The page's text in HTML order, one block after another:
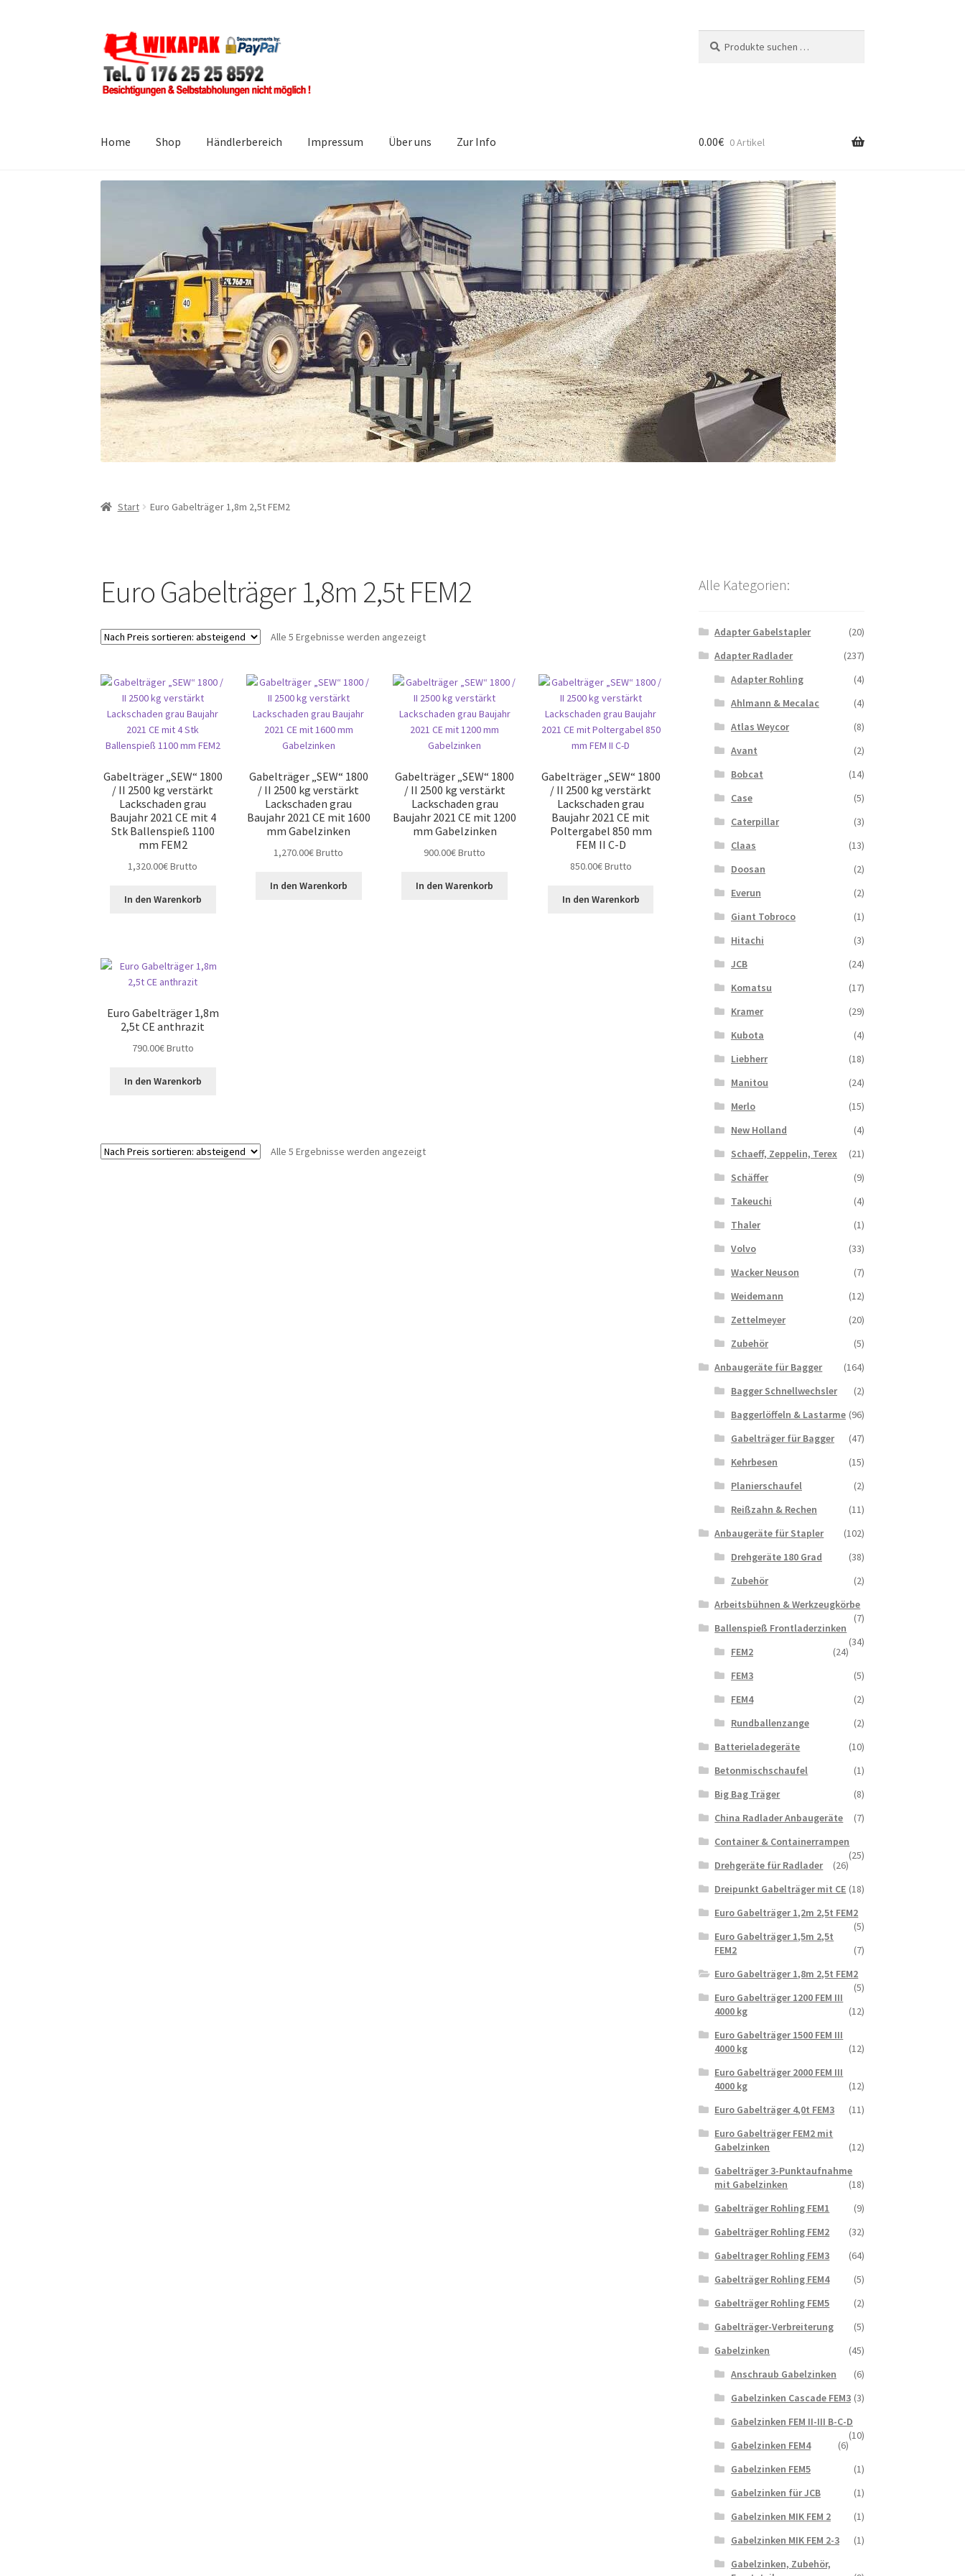
Zur
Navigation
springen
Zum
Inhalt
springen
nach:
Home Shop Händlerbereich Impressum Über uns Zur Info 0.00€ 0 Artikel
Start Euro Gabelträger 1,8m 2,5t FEM2
Euro Gabelträger 1,8m 2,5t FEM2
Alle 5 Ergebnisse werden angezeigtNach
absteigend
Gabelträger „SEW“ 1800
/ II 2500 kg verstärkt
Lackschaden grau
Baujahr 2021 CE mit 4
Stk Ballenspieß 1100
mm FEM2
1,320.00€Brutto
In den Warenkorb
Gabelträger „SEW“ 1800
/ II 2500 kg verstärkt
Lackschaden grau
Baujahr 2021 CE mit 1600
mm Gabelzinken
1,270.00€Brutto
In den Warenkorb
Gabelträger „SEW“ 1800
/ II 2500 kg verstärkt
Lackschaden grau
Baujahr 2021 CE mit 1200
mm Gabelzinken
900.00€Brutto
In den Warenkorb
Gabelträger „SEW“ 1800
/ II 2500 kg verstärkt
Lackschaden grau
Baujahr 2021 CE mit
Poltergabel 850 mm
FEM II C-D
850.00€Brutto
In den Warenkorb
Euro Gabelträger 1,8m
2,5t CE anthrazit
790.00€Brutto
In den Warenkorb
Alle 5 Ergebnisse werden angezeigtNach
Alle Kategorien:
Adapter Gabelstapler
(20)
Adapter Radlader
(237)
Adapter Rohling
(4)
Ahlmann & Mecalac
(4)
Atlas Weycor
(8)
Avant
(2)
Bobcat
(14)
Case
(5)
Caterpillar
(3)
Claas
(13)
Doosan
(2)
Everun
(2)
Giant Tobroco
(1)
Hitachi
(3)
JCB
(24)
Komatsu
(17)
Kramer
(29)
Kubota
(4)
Liebherr
(18)
Manitou
(24)
Merlo
(15)
New Holland
(4)
Schaeff, Zeppelin, Terex
(21)
Schäffer
(9)
Takeuchi
(4)
Thaler
(1)
Volvo
(33)
Wacker Neuson
(7)
Weidemann
(12)
Zettelmeyer
(20)
Zubehör
(5)
Anbaugeräte für Bagger
(164)
Bagger Schnellwechsler
(2)
Baggerlöffeln & Lastarme (96)
Gabelträger für Bagger
(47)
Kehrbesen
(15)
Planierschaufel
(2)
Reißzahn & Rechen
(11)
Anbaugeräte für Stapler
(102)
Drehgeräte 180 Grad
(38)
Zubehör
(2)
Arbeitsbühnen & Werkzeugkörbe
(7)
Ballenspieß Frontladerzinken
(34)
FEM2
(24)
FEM3
(5)
FEM4
(2)
Rundballenzange
(2)
Batterieladegeräte
(10)
Betonmischschaufel
(1)
Big Bag Träger
(8)
China Radlader Anbaugeräte
(7)
Container & Containerrampen
(25)
Drehgeräte für Radlader
(26)
Dreipunkt Gabelträger mit CE (18)
Euro Gabelträger 1,2m 2,5t FEM2
(5)
Euro Gabelträger 1,5m 2,5t
FEM2
(7)
Euro Gabelträger 1,8m 2,5t FEM2
(5)
Euro Gabelträger 1200 FEM III
4000 kg
(12)
Euro Gabelträger 1500 FEM III
4000 kg
(12)
Euro Gabelträger 2000 FEM III
4000 kg
(12)
Euro Gabelträger 4,0t FEM3
(11)
Euro Gabelträger FEM2 mit
Gabelzinken
(12)
Gabelträger 3-Punktaufnahme
mit Gabelzinken
(18)
Gabelträger Rohling FEM1
(9)
Gabelträger Rohling FEM2
(32)
Gabeltrager Rohling FEM3
(64)
Gabelträger Rohling FEM4
(5)
Gabelträger Rohling FEM5
(2)
Gabelträger-Verbreiterung
(5)
Gabelzinken
(45)
Anschraub Gabelzinken
(6)
Gabelzinken Cascade FEM3 (3)
Gabelzinken FEM II-III B-C-D
(10)
Gabelzinken FEM4
(6)
Gabelzinken FEM5
(1)
Gabelzinken für JCB
(1)
Gabelzinken MIK FEM 2
(1)
Gabelzinken MIK FEM 2-3
(1)
Gabelzinken, Zubehör,